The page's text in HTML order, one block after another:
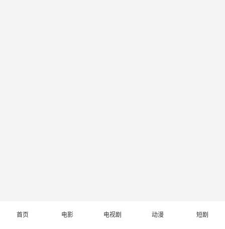
首页 电影 电视剧 动漫 短剧